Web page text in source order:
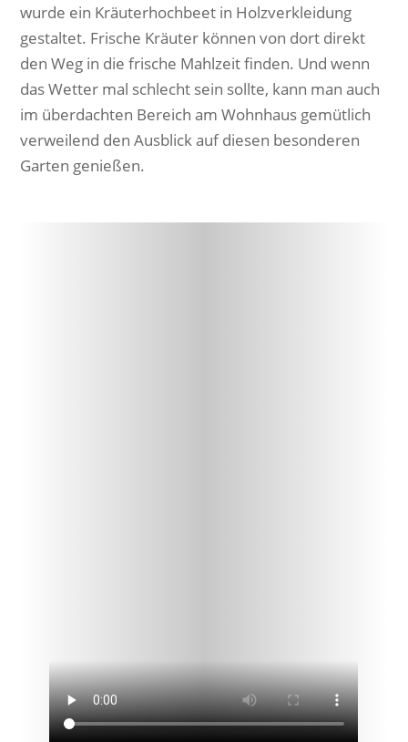
wurde ein Kräuterhochbeet in Holzverkleidung
gestaltet. Frische Kräuter können von dort direkt
den Weg in die frische Mahlzeit finden. Und wenn
das Wetter mal schlecht sein sollte, kann man auch
im überdachten Bereich am Wohnhaus gemütlich
verweilend den Ausblick auf diesen besonderen
Garten genießen.